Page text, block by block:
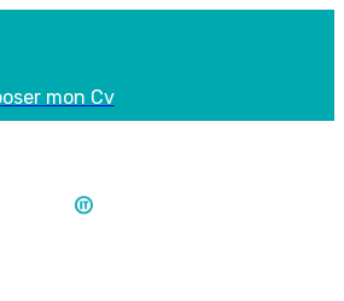
mon Cv